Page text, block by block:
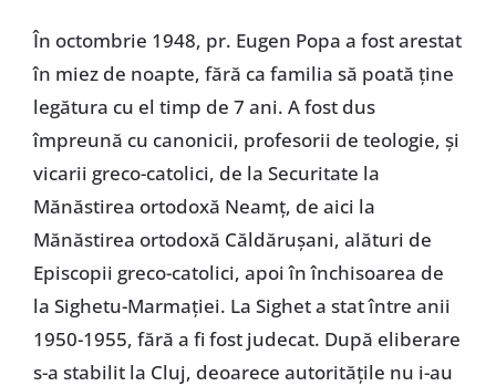
În octombrie 1948, pr. Eugen Popa a fost arestat
în miez de noapte, fără ca familia să poată ţine
legătura cu el timp de 7 ani. A fost dus
împreună cu canonicii, profesorii de teologie, şi
vicarii greco-catolici, de la Securitate la
Mănăstirea ortodoxă Neamţ, de aici la
Mănăstirea ortodoxă Căldăruşani, alături de
Episcopii greco-catolici, apoi în închisoarea de
la Sighetu-Marmaţiei. La Sighet a stat între anii
1950-1955, fără a fi fost judecat. După eliberare
s-a stabilit la Cluj, deoarece autorităţile nu i-au